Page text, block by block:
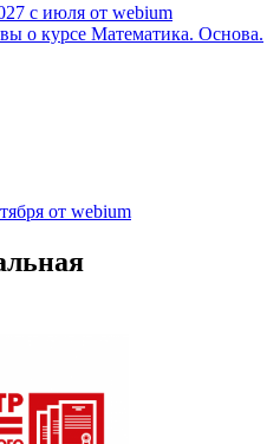
с июля от webium
о курсе Математика. Основа.
от webium